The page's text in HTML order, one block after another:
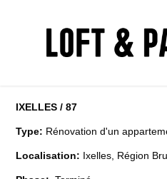
IXELLES / 87
Type: Rénovation d'un
Localisation: Ixelles, Région